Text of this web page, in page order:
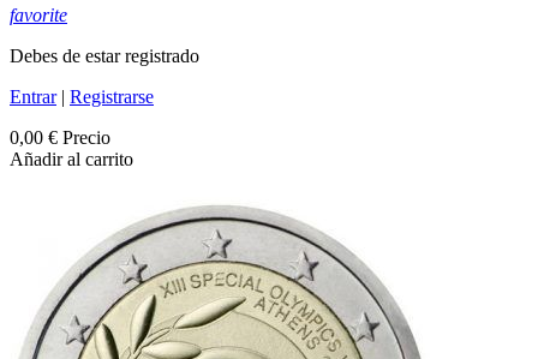
favorite
Debes de estar registrado
Entrar| Registrarse
0,00 € Precio
Añadir al carrito